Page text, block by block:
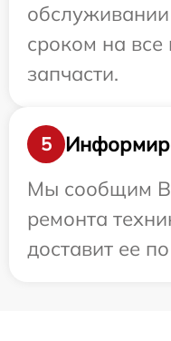
обслуживании
сроком на
запчасти.
5
Мы сообщим
ремонта
доставит ее